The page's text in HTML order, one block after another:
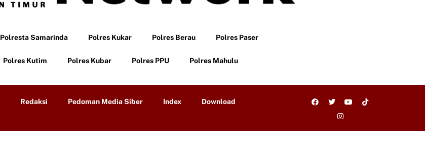
Polresta Samarinda Polres Kukar Polres Berau Polres Paser
Polres Kutim Polres Kubar Polres PPU Polres Mahulu
Redaksi Pedoman Media Siber Index Download